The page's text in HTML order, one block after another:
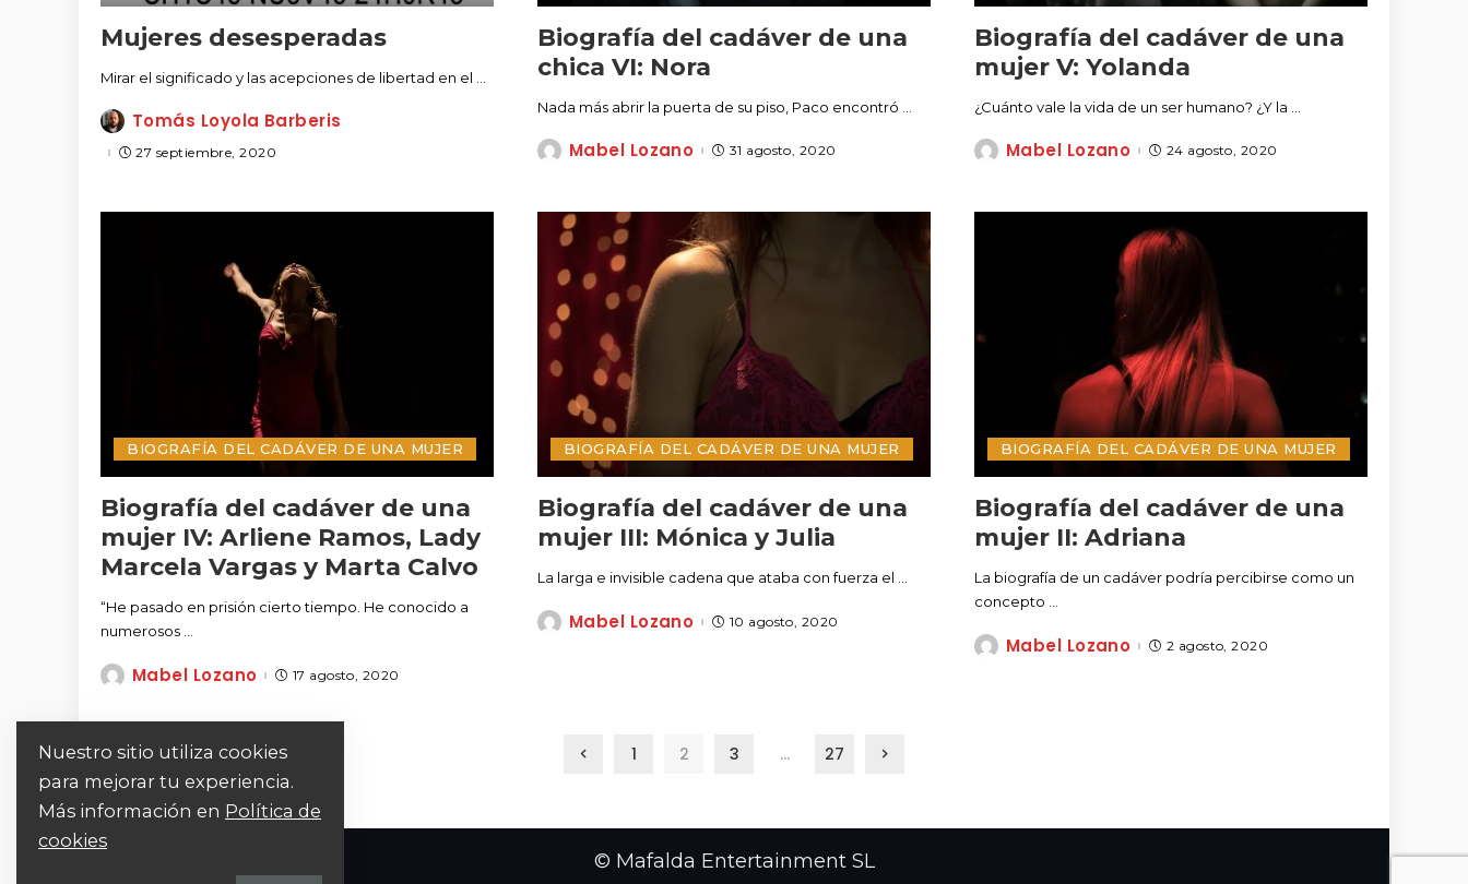
Mujeres desesperadas
Mirar el significado y las acepciones de libertad en el
Posted
by
Tomás Loyola Barberis
27 septiembre, 2020
Biografía del cadáver de una
chica VI: Nora
Nada más abrir la puerta de su piso, Paco encontró
PostedMabel Lozano 31 agosto, 2020
Biografía del cadáver de una
mujer V: Yolanda
¿Cuánto vale la vida de un ser humano? ¿Y la
PostedMabel Lozano 24 agosto, 2020
BIOGRAFÍA DEL CADÁVER DE UNA MUJER
Biografía del cadáver de una
mujer IV: Arliene Ramos, Lady
Marcela Vargas y Marta Calvo
“He pasado en prisión cierto tiempo. He conocido a
numerosos ...
PostedMabel Lozano 17 agosto, 2020
BIOGRAFÍA DEL CADÁVER DE UNA MUJER
Biografía del cadáver de una
mujer III: Mónica y Julia
La larga e invisible cadena que ataba con fuerza el ...
PostedMabel Lozano 10 agosto, 2020
BIOGRAFÍA DEL CADÁVER DE UNA MUJER
Biografía del cadáver de una
mujer II: Adriana
La biografía de un cadáver podría percibirse como un
concepto ...
PostedMabel Lozano 2 agosto, 2020
1 2 3 … 27
© Mafalda Entertainment SL
Nuestro sitio utiliza cookies
para mejorar tu experiencia.
Más información en Política de
cookies